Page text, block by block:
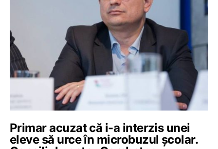
Primar acuzat că i-a interzis unei
eleve să urce în microbuzul școlar.